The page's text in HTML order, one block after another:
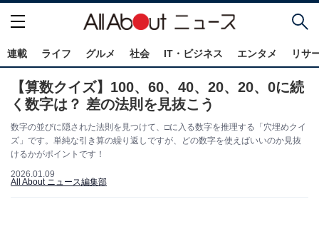
連載 ライフ グルメ 社会 IT・ビジネス エンタメ リサ
【算数クイズ】100、60、40、20、20、0に続
く数字は？ 差の法則を見抜こう
数字の並びに隠された法則を見つけて、□に入る数字を推理する「穴埋めクイ
ズ」です。単純な引き算の繰り返しですが、どの数字を使えばいいのか見抜
けるかがポイントです！
2026.01.09
All About ニュース編集部